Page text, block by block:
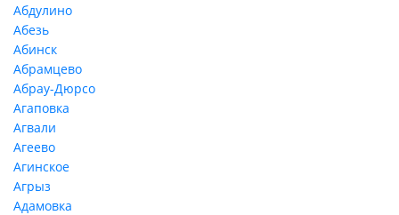
Абдулино
Абезь
Абинск
Абрамцево
Абрау-Дюрсо
Агаповка
Агвали
Агеево
Агинское
Агрыз
Адамовка